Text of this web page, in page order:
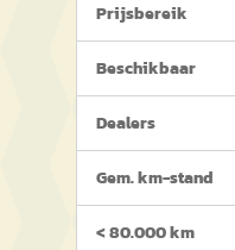
Prijsbereik
Beschikbaar
Dealers
Gem. km-stand
< 80.000 km